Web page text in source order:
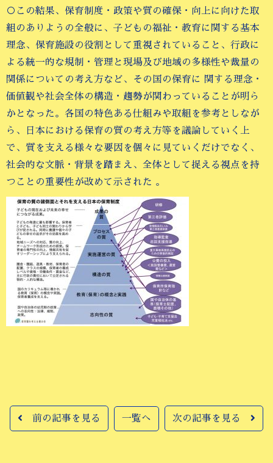
○この結果、保育制度・政策や質の確保・向上に向けた取
組のありようの全般に、子どもの福祉・教育に関する基本
理念、保育施設の役割として重視されていること、行政に
よる統一的な規制・管理と現場及び地域の多様性や裁量の
関係についての考え方など、その国の保育に 関する理念・
価値観や社会全体の構造・趨勢が関わっていることが明ら
かとなった。各国の特色ある仕組みや取組を参考としなが
ら、日本における保育の質の考え方等を議論していく上
で、質を支える様々な要因を個々に見ていくだけでなく、
社会的な文脈・背景を踏まえ、全体として捉える視点を持
つことの重要性が改めて示された 。
前の記事を見る 一覧へ 次の記事を見る